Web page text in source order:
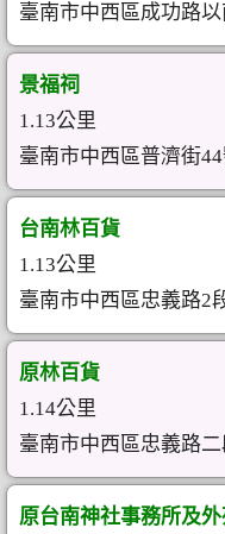
臺南市中西區成功路
景福祠
1.13公里
臺南市中西區普濟街
台南林百貨
1.13公里
臺南市中西區忠義路2
原林百貨
1.14公里
臺南市中西區忠義路
原台南神社事務所及